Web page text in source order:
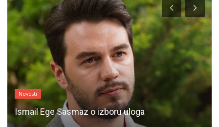
Novosti
Ismail Ege Sasmaz o izboru uloga